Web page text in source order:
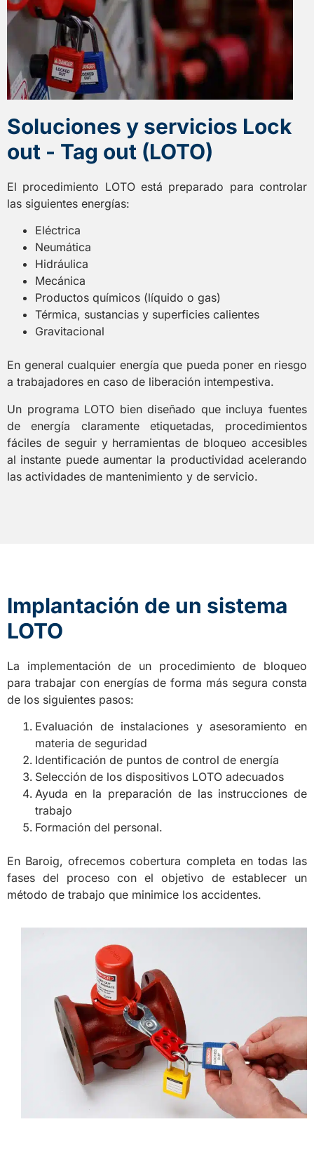
Soluciones y servicios Lock
out - Tag out (LOTO)
El procedimiento LOTO está preparado para controlar
las siguientes energías:
Eléctrica
Neumática
Hidráulica
Mecánica
Productos químicos (líquido o gas)
Térmica, sustancias y superficies calientes
Gravitacional
En general cualquier energía que pueda poner en riesgo
a trabajadores en caso de liberación intempestiva.
Un programa LOTO bien diseñado que incluya fuentes
de energía claramente etiquetadas, procedimientos
fáciles de seguir y herramientas de bloqueo accesibles
al instante puede aumentar la productividad acelerando
las actividades de mantenimiento y de servicio.
Implantación de un sistema
LOTO
La implementación de un procedimiento de bloqueo
para trabajar con energías de forma más segura consta
de los siguientes pasos:
Evaluación de instalaciones y asesoramiento en
materia de seguridad
Identificación de puntos de control de energía
Selección de los dispositivos LOTO adecuados
Ayuda en la preparación de las instrucciones de
trabajo
Formación del personal.
En Baroig, ofrecemos cobertura completa en todas las
fases del proceso con el objetivo de establecer un
método de trabajo que minimice los accidentes.